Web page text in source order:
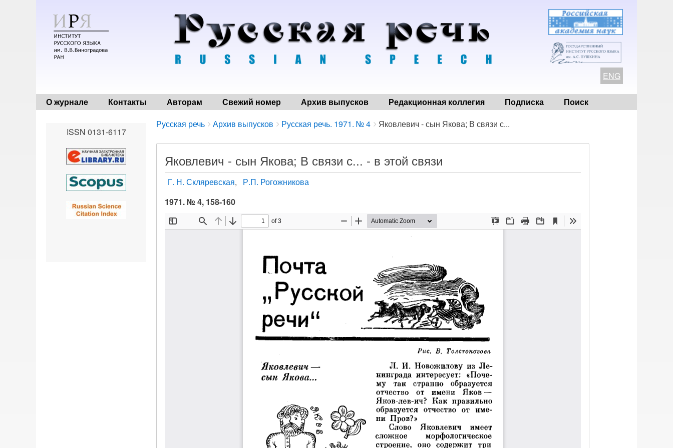
ENG
О журнале Контакты Авторам Свежий номер Архив выпусков Редакционная коллегия Подписка Поиск
Breadcrumbs
You
here:
Русская речь Архив выпусков Русская речь. 1971. № 4 Яковлевич - сын Якова; В связи с...
Яковлевич - сын Якова; В связи с... - в этой связи
Г. Н. Скляревская
Р.П. Рогожникова
1971. № 4, 158-160
ISSN 0131-6117